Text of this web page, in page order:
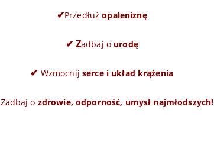
✔Przedłużopaleniznę
✔ Zadbaj o urodę
✔ Wzmocnij serce i układ krążenia
Zadbaj o zdrowie, odporność, umysł najmłodszych!